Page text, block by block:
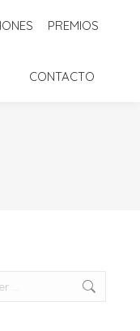
CONTACTO
PREMIOS
CONTACTO